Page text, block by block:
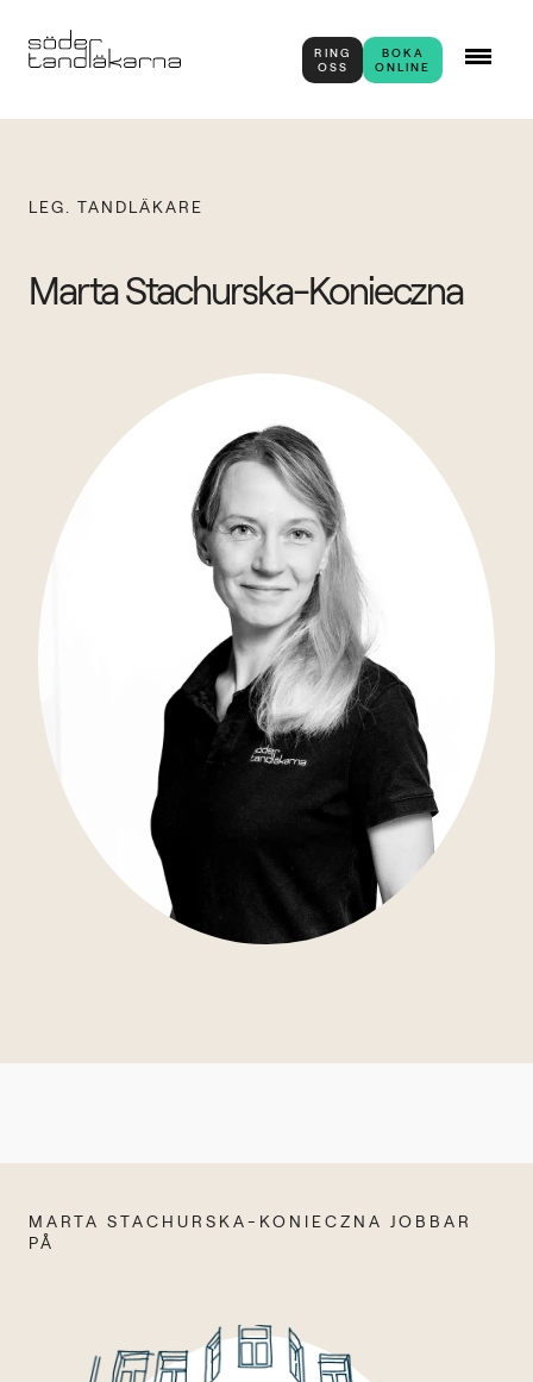
RING
OSS
BOKA
ONLINE
LEG. TANDLÄKARE
Marta Stachurska-Konieczna
MARTA STACHURSKA-KONIECZNA JOBBAR
PÅ